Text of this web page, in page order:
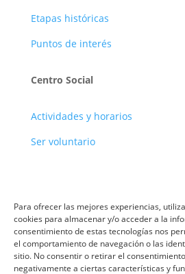
Para ofrecer las mejores experiencias,
cookies para almacenar y/o acceder a la
consentimiento de estas tecnologías nos
el comportamiento de navegación o las
sitio. No consentir o retirar el
negativamente a ciertas características y
Etapas históricas
Puntos de interés
Centro Social
Actividades y horarios
Ser voluntario
Aviso legal·Política de privacidad
cookies· Accesibilidad